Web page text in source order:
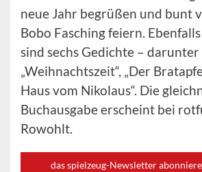
neue Jahr begrüßen und bunt
Bobo Fasching feiern.
sind sechs Gedichte – darunter
„Weihnachtszeit“, „Der
Haus vom Nikolaus“. Die
Buchausgabe erscheint bei
Rowohlt.
das spielzeug-Newsletter